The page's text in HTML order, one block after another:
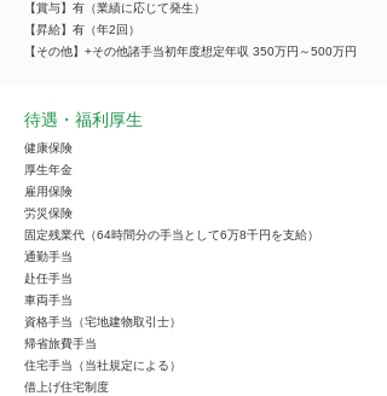
【賞与】有（業績に応じて発生）
【昇給】有（年2回）
【その他】+その他諸手当初年度想定年収 350万円～500万円
待遇・福利厚生
健康保険
厚生年金
雇用保険
労災保険
固定残業代（64時間分の手当として6万8千円を支給）
通勤手当
赴任手当
車両手当
資格手当（宅地建物取引士）
帰省旅費手当
住宅手当（当社規定による）
借上げ住宅制度